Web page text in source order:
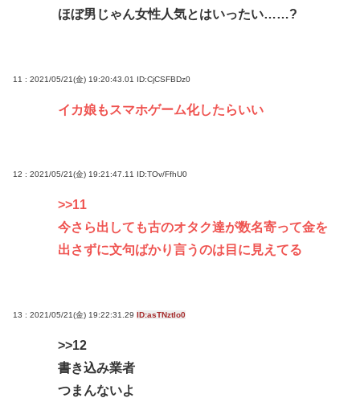
ほぼ男じゃん女性人気とはいったい……?
11 : 2021/05/21(金) 19:20:43.01 ID:CjCSFBDz0
イカ娘もスマホゲーム化したらいい
12 : 2021/05/21(金) 19:21:47.11 ID:TOv/FfhU0
>>11
今さら出しても古のオタク達が数名寄って金を
出さずに文句ばかり言うのは目に見えてる
13 : 2021/05/21(金) 19:22:31.29 ID:asTNztlo0
>>12
書き込み業者
つまんないよ